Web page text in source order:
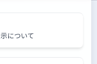
について